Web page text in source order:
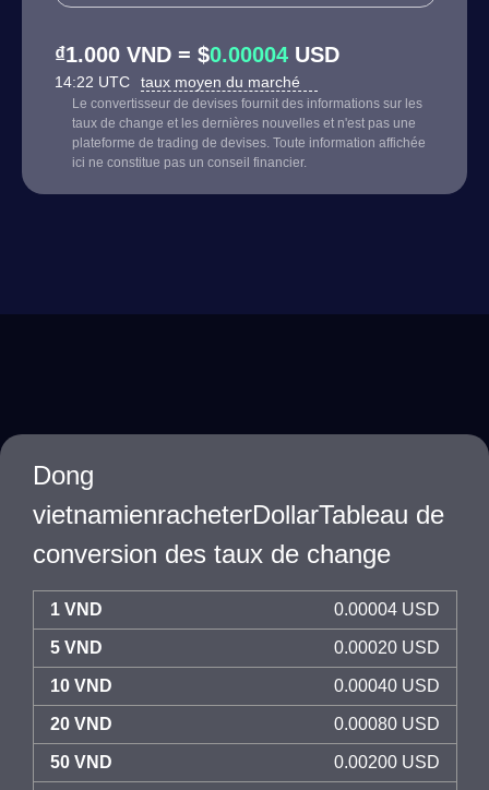
₫1.000 VND = $0.00004 USD
14:22 UTC taux moyen du marché
Le convertisseur de devises fournit des informations sur les
taux de change et les dernières nouvelles et n'est pas une
plateforme de trading de devises. Toute information affichée
ici ne constitue pas un conseil financier.
Dong
vietnamienracheterDollarTableau de
conversion des taux de change
1 VND 0.00004 USD
5 VND 0.00020 USD
10 VND 0.00040 USD
20 VND 0.00080 USD
50 VND 0.00200 USD